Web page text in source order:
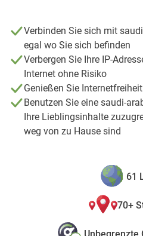
Verbinden Sie sich mit
egal wo Sie sich befinden
Verbergen Sie Ihre IP-
Internet ohne Risiko
Genießen Sie
Benutzen Sie eine saudi-
Ihre Lieblingsinhalte
weg von zu Hause sind
61
70+